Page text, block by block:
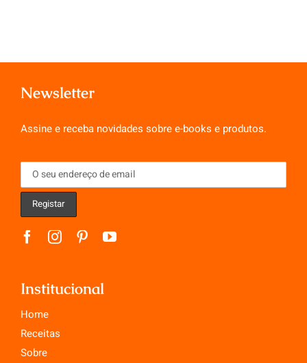
Newsletter
Assine e receba novidades sobre e-books e produtos.
Institucional
Home
Receitas
Sobre